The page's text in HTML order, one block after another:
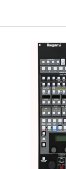
（59.94Hzまたは
230万画素 AIT CCD
R、G、B 3CCD f/1.4
S-1005B（標準）
をクリックしてく
ファイル名をクリ
ロードする場合、
個人情報の入力が必